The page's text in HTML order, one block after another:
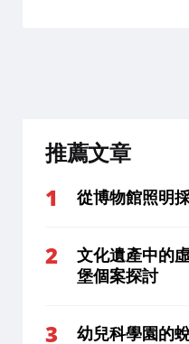
推薦文章
從博物館照明
文化遺產中的
堡個案探討
幼兒科學園的